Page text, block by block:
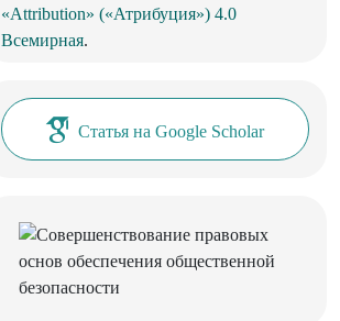
«Attribution» («Атрибуция») 4.0
Всемирная.
Статья на Google Scholar